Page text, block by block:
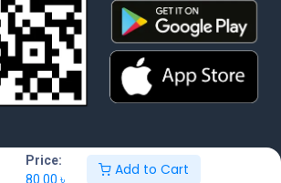
Price:
80.00 ৳
Add to Cart